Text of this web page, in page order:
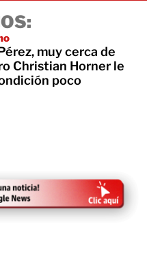
muy cerca de
Christian Horner le
poco